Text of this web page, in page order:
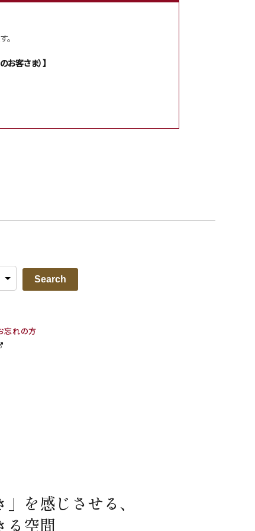
。
客さま）】
Search
忘れの方
を感じさせる、
る空間